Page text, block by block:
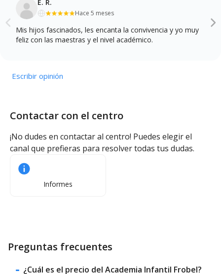
E. R.
Hace 5 meses
Mis hijos fascinados, les encanta la convivencia y yo muy
feliz con las maestras y el nivel académico.
Escribir opinión
Contactar con el centro
¡No dudes en contactar al centro! Puedes elegir el
canal que prefieras para resolver todas tus dudas.
Informes
Preguntas frecuentes
¿Cuál es el precio del Academia Infantil Frobel?